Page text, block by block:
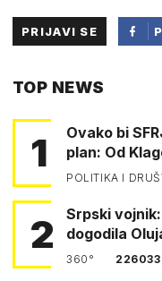
PRIJAVI SE
TOP NEWS
1
Ovako bi
plan: Od
POLITIKA I
2
Srpski
dogodila
360°